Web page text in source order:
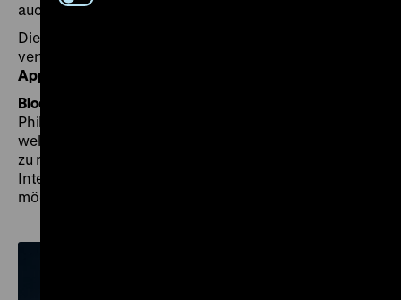
auch offline genutzt werden.
Die App ist für
verfügbar und kann auch als
App
Bloomberg Connects
Philanthropies entwickelt, um Kunst und Kultur
weltweit barrierefrei und niedrigschwellig zugänglich
zu machen – für Besuchende vor Ort ebenso wie für
Interessierte, die Ausstellungen virtuell entdecken
möchten.